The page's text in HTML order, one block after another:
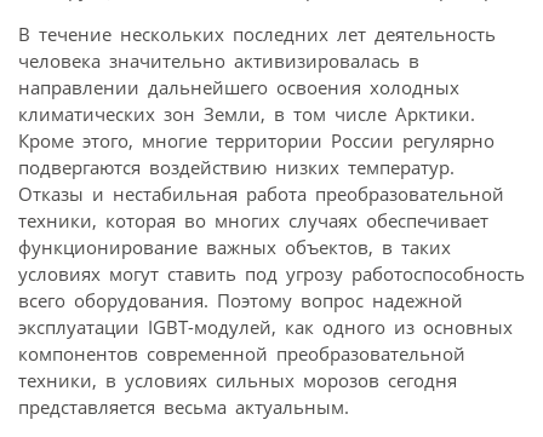
В течение нескольких последних лет деятельность
человека значительно активизировалась в
направлении дальнейшего освоения холодных
климатических зон Земли, в том числе Арктики.
Кроме этого, многие территории России регулярно
подвергаются воздействию низких температур.
Отказы и нестабильная работа преобразовательной
техники, которая во многих случаях обеспечивает
функционирование важных объектов, в таких
условиях могут ставить под угрозу работоспособность
всего оборудования. Поэтому вопрос надежной
эксплуатации IGBT-модулей, как одного из основных
компонентов современной преобразовательной
техники, в условиях сильных морозов сегодня
представляется весьма актуальным.